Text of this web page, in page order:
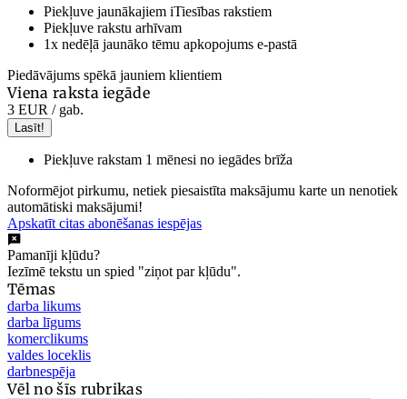
Piekļuve jaunākajiem iTiesības rakstiem
Piekļuve rakstu arhīvam
1x nedēļā jaunāko tēmu apkopojums e-pastā
Piedāvājums spēkā jauniem klientiem
Viena raksta iegāde
3 EUR / gab.
Lasīt!
Piekļuve rakstam 1 mēnesi no iegādes brīža
Noformējot pirkumu, netiek piesaistīta maksājumu karte un nenotiek
automātiski maksājumi!
Apskatīt citas abonēšanas iespējas
Pamanīji kļūdu?
Iezīmē tekstu un spied "ziņot par kļūdu".
Tēmas
darba likums
darba līgums
komerclikums
valdes loceklis
darbnespēja
Vēl no šīs rubrikas